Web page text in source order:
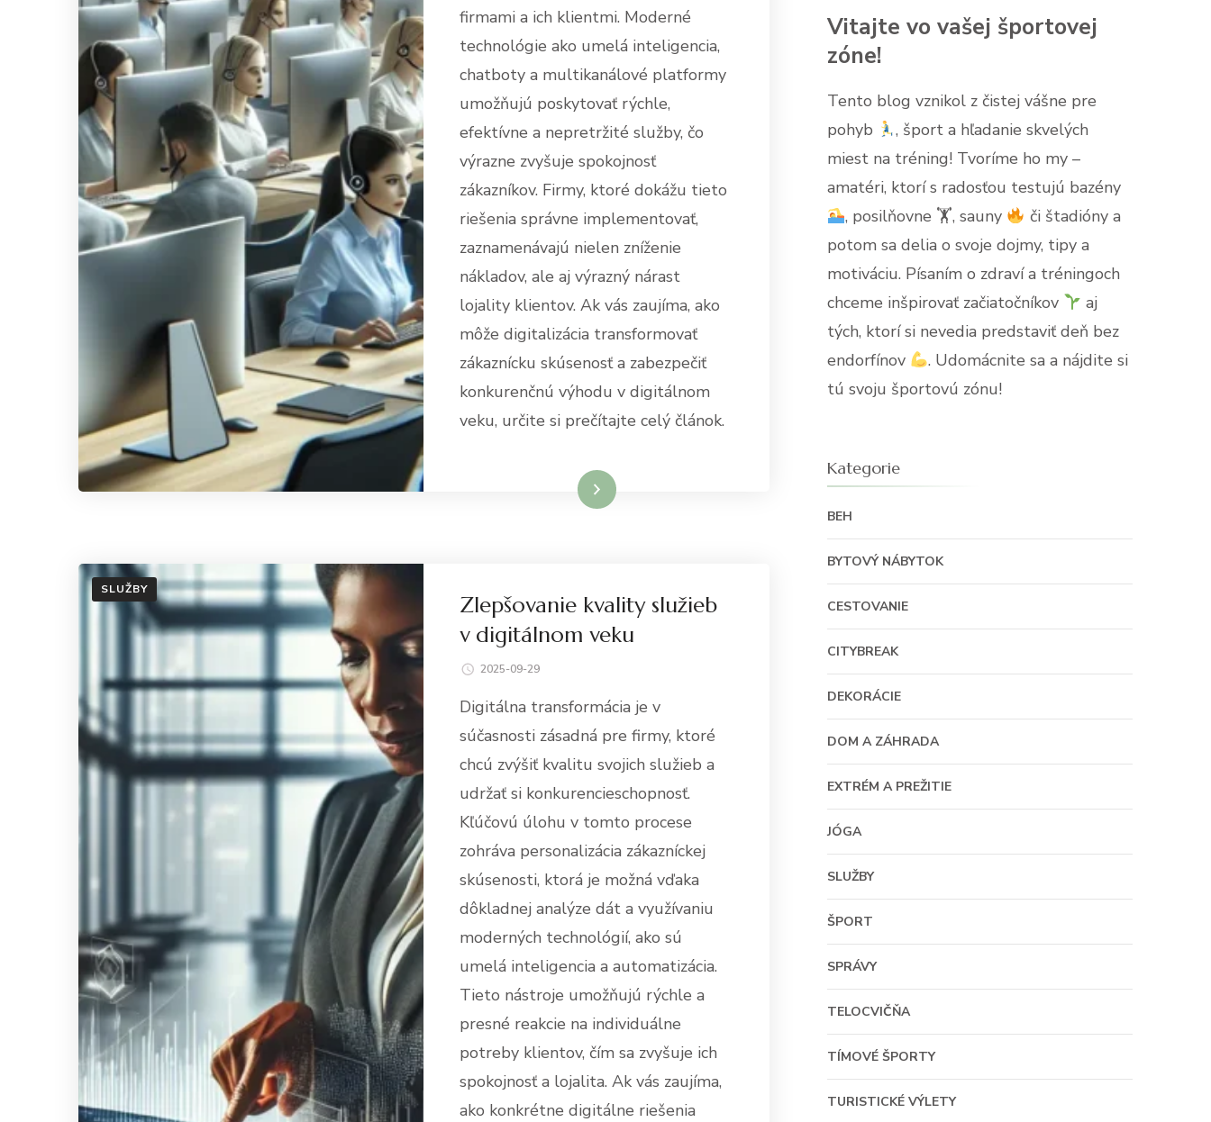
firmami a ich klientmi. Moderné
technológie ako umelá inteligencia,
chatboty a multikanálové platformy
umožňujú poskytovať rýchle,
efektívne a nepretržité služby, čo
výrazne zvyšuje spokojnosť
zákazníkov. Firmy, ktoré dokážu tieto
riešenia správne implementovať,
zaznamenávajú nielen zníženie
nákladov, ale aj výrazný nárast
lojality klientov. Ak vás zaujíma, ako
môže digitalizácia transformovať
zákaznícku skúsenosť a zabezpečiť
konkurenčnú výhodu v digitálnom
veku, určite si prečítajte celý článok.
Dowiedz się więcej
SLUŽBY
Zlepšovanie kvality služieb
v digitálnom veku
2025-09-29
Digitálna transformácia je v
súčasnosti zásadná pre firmy, ktoré
chcú zvýšiť kvalitu svojich služieb a
udržať si konkurencieschopnosť.
Kľúčovú úlohu v tomto procese
zohráva personalizácia zákazníckej
skúsenosti, ktorá je možná vďaka
dôkladnej analýze dát a využívaniu
moderných technológií, ako sú
umelá inteligencia a automatizácia.
Tieto nástroje umožňujú rýchle a
presné reakcie na individuálne
potreby klientov, čím sa zvyšuje ich
spokojnosť a lojalita. Ak vás zaujíma,
ako konkrétne digitálne riešenia
Vitajte vo vašej športovej
zóne!
Tento blog vznikol z čistej vášne pre
pohyb
, šport a hľadanie skvelých
miest na tréning! Tvoríme ho my –
amatéri, ktorí s radosťou testujú bazény
, posilňovne 🏋, sauny
či štadióny a
potom sa delia o svoje dojmy, tipy a
motiváciu. Písaním o zdraví a tréningoch
chceme inšpirovať začiatočníkov
aj
tých, ktorí si nevedia predstaviť deň bez
endorfínov
. Udomácnite sa a nájdite si
tú svoju športovú zónu!
Kategorie
BEH
BYTOVÝ NÁBYTOK
CESTOVANIE
CITYBREAK
DEKORÁCIE
DOM A ZÁHRADA
EXTRÉM A PREŽITIE
JÓGA
SLUŽBY
ŠPORT
SPRÁVY
TELOCVIČŇA
TÍMOVÉ ŠPORTY
TURISTICKÉ VÝLETY